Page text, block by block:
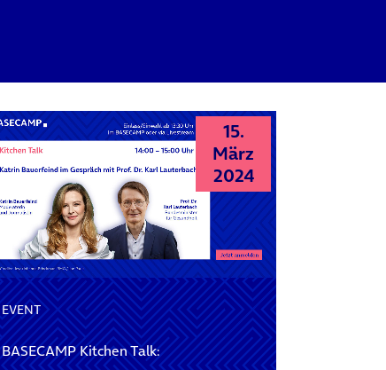
15.
März
2024
EVENT
BASECAMP Kitchen Talk: